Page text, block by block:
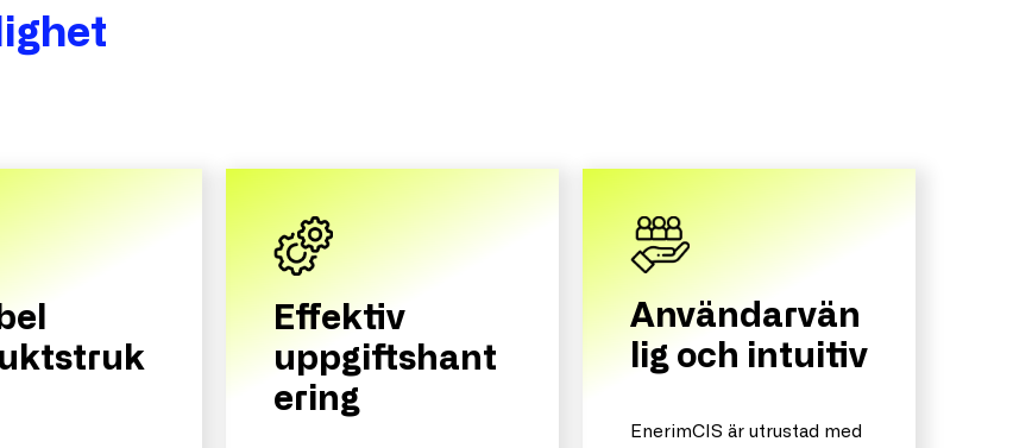
Effektiv
uppgiftshant
ering
Användarvän
lig och intuitiv
EnerimCIS är utrustad med